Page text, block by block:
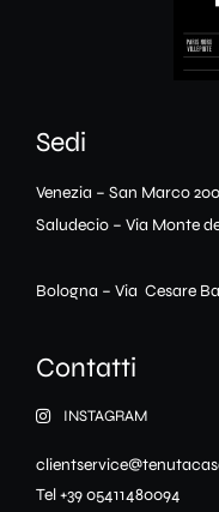
Sedi
Venezia – San Marco
Saludecio – Via Monte
Bologna – Via Cesare
Contatti
INSTAGRAM
Tel +39 05411480094